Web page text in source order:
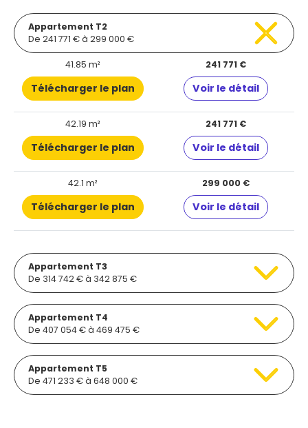
Appartement T2
De 241 771 € à 299 000 €
41.85 m² 241 771 €
Télécharger le plan Voir le détail
42.19 m² 241 771 €
Télécharger le plan Voir le détail
42.1 m² 299 000 €
Télécharger le plan Voir le détail
Appartement T3
De 314 742 € à 342 875 €
Appartement T4
De 407 054 € à 469 475 €
Appartement T5
De 471 233 € à 648 000 €